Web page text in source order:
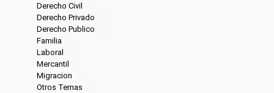
Derecho Civil
Derecho Privado
Derecho Publico
Familia
Laboral
Mercantil
Migracion
Otros Temas